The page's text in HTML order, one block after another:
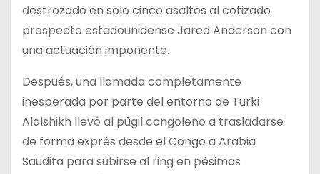
destrozado en solo cinco asaltos al cotizado
prospecto estadounidense Jared Anderson con
una actuación imponente.
Después, una llamada completamente
inesperada por parte del entorno de Turki
Alalshikh llevó al púgil congoleño a trasladarse
de forma exprés desde el Congo a Arabia
Saudita para subirse al ring en pésimas